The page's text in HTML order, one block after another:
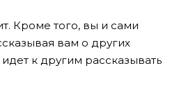
Кроме того, вы и сами
вам о других
к другим рассказывать